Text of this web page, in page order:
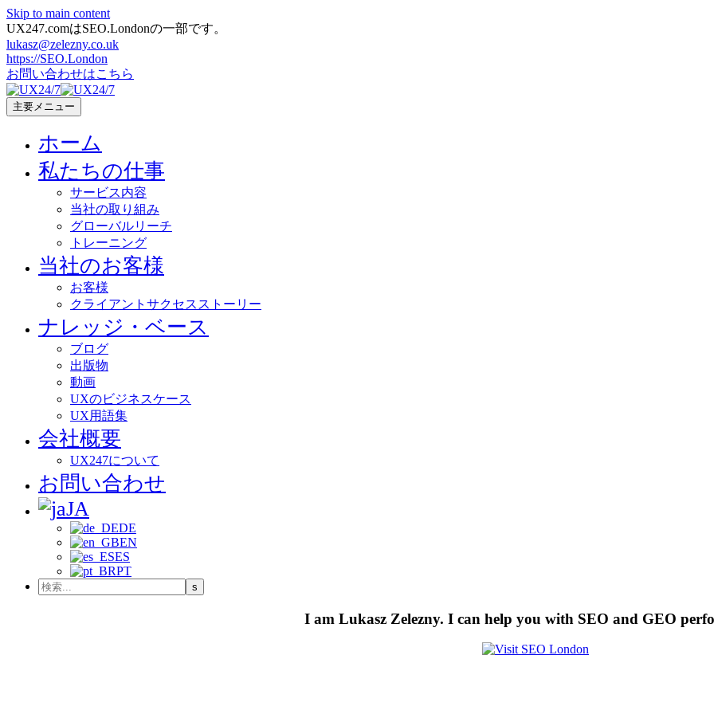
Skip to main content
UX247.comはSEO.Londonの一部です。
lukasz@zelezny.co.uk
https://SEO.London
お問い合わせはこちら
主要メニュー
ホーム
私たちの仕事
サービス内容
当社の取り組み
グローバルリーチ
トレーニング
当社のお客様
お客様
クライアントサクセスストーリー
ナレッジ・ベース
ブログ
出版物
動画
UXのビジネスケース
UX用語集
会社概要
UX247について
お問い合わせ
JA
DE
EN
ES
PT
I am Lukasz Zelezny. I can help you with SEO and GEO